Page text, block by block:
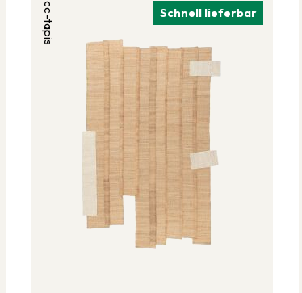
Schnell lieferbar
cc-tapis